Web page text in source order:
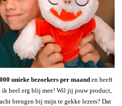
unieke bezoekers per maanden heeft
ik heel erg blij mee! Wil jij jouw product,
brengen bij mijn te gekke lezers? Dat